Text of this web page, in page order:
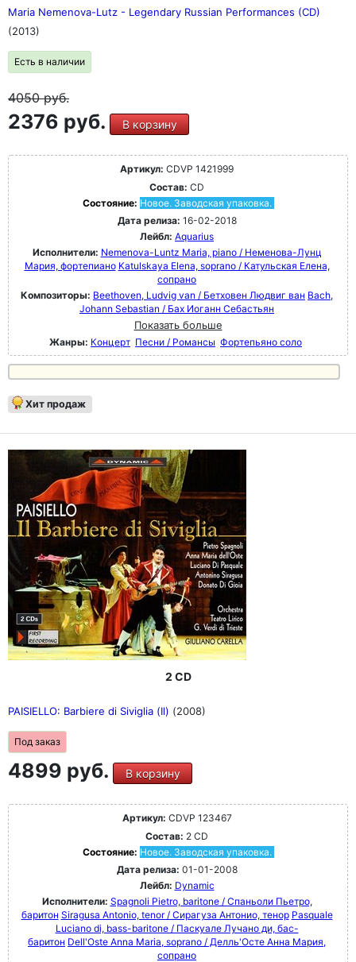
Maria Nemenova-Lutz - Legendary Russian Performances (CD)
(2013)
Есть в наличии
4050руб.
2376 руб. В корзину
Артикул: CDVP 1421999
Состав: CD
Состояние: Новое. Заводская упаковка.
Дата релиза: 16-02-2018
Лейбл: Aquarius
Исполнители: Nemenova-Luntz Maria, piano / Неменова-Лунц
Мария, фортепиано Katulskaya Elena, soprano / Катульская Елена,
сопрано
Композиторы: Beethoven, Ludvig van / Бетховен Людвиг ван Bach,
Johann Sebastian / Бах Иоганн Себастьян
Показать больше
Жанры: Концерт Песни / Романсы Фортепьяно соло
Хит продаж
2 CD
PAISIELLO: Barbiere di Siviglia (Il) (2008)
Под заказ
4899 руб. В корзину
Артикул: CDVP 123467
Состав: 2 CD
Состояние: Новое. Заводская упаковка.
Дата релиза: 01-01-2008
Лейбл: Dynamic
Исполнители: Spagnoli Pietro, baritone / Спаньоли Пьетро,
баритон Siragusa Antonio, tenor / Сирагуза Антонио, тенор Pasquale
Luciano di, bass-baritone / Паскуале Лучано ди, бас-
баритон Dell'Oste Anna Maria, soprano / Делль'Осте Анна Мария,
сопрано